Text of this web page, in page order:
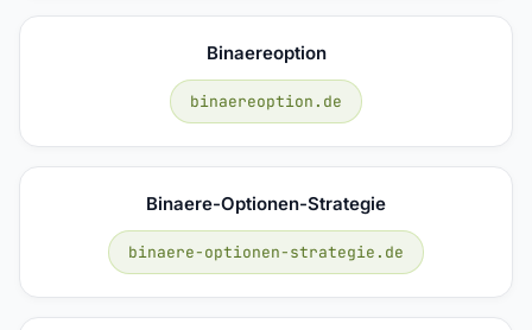
Binaereoption
binaereoption.de
Binaere-Optionen-Strategie
binaere-optionen-strategie.de